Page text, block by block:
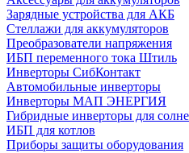
Зарядные устройства для АКБ
Стеллажи для аккумуляторов
Преобразователи напряжения
ИБП переменного тока Штиль
Инверторы СибКонтакт
Автомобильные инверторы
Инверторы МАП ЭНЕРГИЯ
Гибридные инверторы для
ИБП для котлов
Приборы защиты оборудования